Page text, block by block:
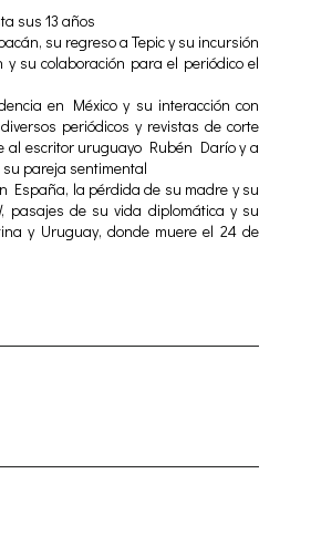
sus 13 años
su regreso a Tepic y su incursión
su colaboración para el periódico el
en México y su interacción con
periódicos y revistas de corte
al escritor uruguayo Rubén Darío y a
pareja sentimental
España, la pérdida de su madre y su
, pasajes de su vida diplomática y su
y Uruguay, donde muere el 24 de